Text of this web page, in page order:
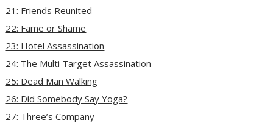
21: Friends Reunited
22: Fame or Shame
23: Hotel Assassination
24: The Multi Target Assassination
25: Dead Man Walking
26: Did Somebody Say Yoga?
27: Three’s Company